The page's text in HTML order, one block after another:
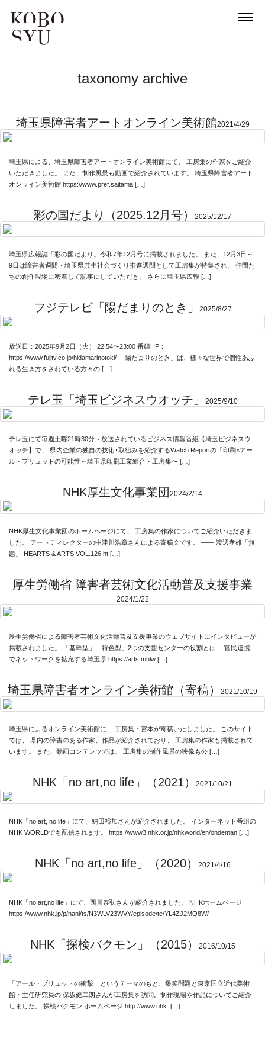
News
Artists
Projects
Media
Access
Link
Facebook
Instagram
online-shop
art center syu
アートサポートセンター
社会福祉法人みぬま福祉会
taxonomy archive
埼玉県障害者アートオンライン美術館2021/4/29
埼玉県による、埼玉県障害者アートオンライン美術館にて、 工房集の作家をご紹介
いただきました。 また、制作風景も動画で紹介されています。 埼玉県障害者アート
オンライン美術館 https://www.pref.saitama […]
彩の国だより（2025.12月号） 2025/12/17
埼玉県広報誌「彩の国だより」令和7年12月号に掲載されました。 また、12月3日～
9日は障害者週間・埼玉県共生社会づくり推進週間として工房集が特集され、 仲間た
ちの創作現場に密着して記事にしていただき、 さらに埼玉県広報 […]
フジテレビ「陽だまりのとき」 2025/8/27
放送日：2025年9月2日（火） 22:54〜23:00 番組HP：
https://www.fujitv.co.jp/hidamarinotoki/ 「陽だまりのとき」は、様々な世界で個性あふ
れる生き方をされている方々の […]
テレ玉「埼玉ビジネスウオッチ」 2025/9/10
テレ玉にて毎週土曜21時30分～放送されているビジネス情報番組【埼玉ビジネスウ
オッチ】で、 県内企業の独自の技術･取組みを紹介するWatch Reportの「印刷×アー
ル・ブリュットの可能性～埼玉県印刷工業組合・工房集〜 […]
NHK厚生文化事業団 2024/2/14
NHK厚生文化事業団のホームページにて、 工房集の作家についてご紹介いただきま
した。 アートディレクターの中津川浩章さんによる寄稿文です。 —— 渡辺孝雄「無
題」 HEARTS & ARTS VOL.126 ht […]
厚生労働省 障害者芸術文化活動普及支援事業
2024/1/22
厚生労働省による障害者芸術文化活動普及支援事業のウェブサイトにインタビューが
掲載されました。 「基幹型」「特色型」2つの支援センターの役割とは —官民連携
でネットワークを拡充する埼玉県 https://arts.mhlw […]
埼玉県障害者オンライン美術館（寄稿） 2021/10/19
埼玉県によるオンライン美術館に、 工房集・宮本が寄稿いたしました。 このサイト
では、 県内の障害のある作家、作品が紹介されており、 工房集の作家も掲載されて
います。 また、動画コンテンツでは、 工房集の制作風景の映像も公 […]
NHK「no art,no life」（2021） 2021/10/21
NHK「no art, no life」にて、納田裕加さんが紹介されました。 インターネット番組の
NHK WORLDでも配信されます。 https://www3.nhk.or.jp/nhkworld/en/ondeman […]
NHK「no art,no life」（2020） 2021/4/16
NHK「no art,no life」にて、西川泰弘さんが紹介されました。 NHKホームページ
https://www.nhk.jp/p/nanl/ts/N3WLV23WVY/episode/te/YL4ZJ2MQ8W/
NHK「探検バクモン」（2015） 2016/10/15
「アール・ブリュットの衝撃」というテーマのもと、爆笑問題と東京国立近代美術
館・主任研究員の 保坂健二朗さんが工房集を訪問。制作現場や作品についてご紹介
しました。 探検バクモン ホームページ http://www.nhk. […]